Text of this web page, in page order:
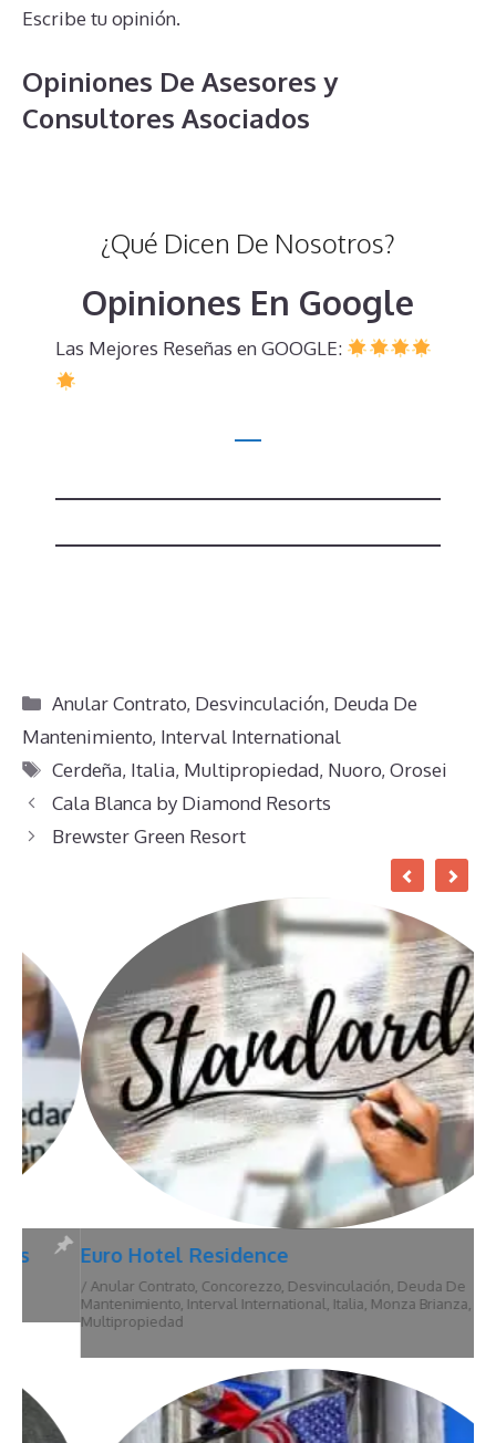
Escribe tu opinión.
Opiniones De Asesores y
Consultores Asociados
¿Qué Dicen De Nosotros?
Opiniones En Google
Las Mejores Reseñas en GOOGLE:
Categorías
Anular Contrato, Desvinculación, Deuda De
Mantenimiento, Interval International
Etiquetas
Cerdeña, Italia, Multipropiedad, Nuoro,Orosei
Cala Blanca by Diamond Resorts
Brewster Green Resort
Euro Hotel Residence
Anular Contrato ,Concorezzo,Desvinculación,Deuda De
Mantenimiento,Interval International,Italia,Monza Brianza,
Multipropiedad